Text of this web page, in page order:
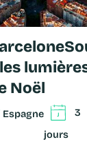
Noël
Espagne
3
jours